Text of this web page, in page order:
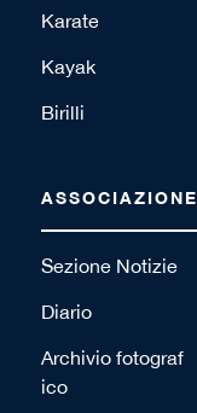
Karate
Kayak
Birilli
ASSOCIAZIONE
Sezione Notizie
Diario
Archivio fotograf
ico